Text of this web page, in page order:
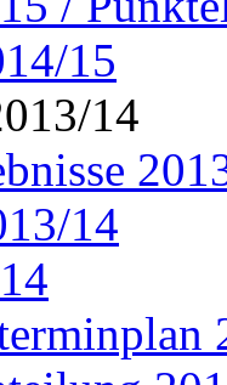
15
14
14